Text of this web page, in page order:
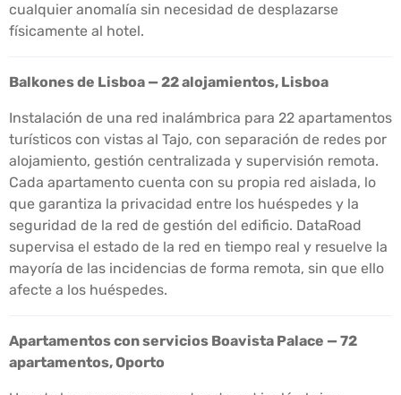
cualquier anomalía sin necesidad de desplazarse
físicamente al hotel.
Balkones de Lisboa — 22 alojamientos, Lisboa
Instalación de una red inalámbrica para 22 apartamentos
turísticos con vistas al Tajo, con separación de redes por
alojamiento, gestión centralizada y supervisión remota.
Cada apartamento cuenta con su propia red aislada, lo
que garantiza la privacidad entre los huéspedes y la
seguridad de la red de gestión del edificio. DataRoad
supervisa el estado de la red en tiempo real y resuelve la
mayoría de las incidencias de forma remota, sin que ello
afecte a los huéspedes.
Apartamentos con servicios Boavista Palace — 72
apartamentos, Oporto